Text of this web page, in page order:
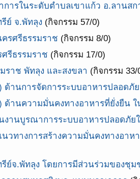
ารในระดับตำบลเขาแก้ว อ.ลานส
ย์ จ.พัทลุง (กิจกรรม 57/0)
รศรีธรรมราช (กิจกรรม 8/0)
รีธรรมราช (กิจกรรม 17/0)
ราช พัทลุง และสงขลา (กิจกรรม 33/
ด้านการจัดการระบบอาหารปลอดภั
ด้านความมั่นคงทางอาหารที่ยั่งยืน
งานบูรณาการระบบอาหารปลอดภัย
วทางการสร้างความมั่นคงทางอา
ย์จ.พัทลุง โดยการมีส่วนร่วมของชุม